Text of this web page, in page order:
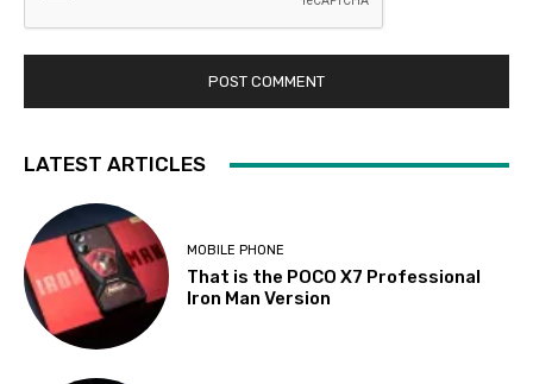
LATEST ARTICLES
MOBILE PHONE
That is the POCO X7 Professional
Iron Man Version